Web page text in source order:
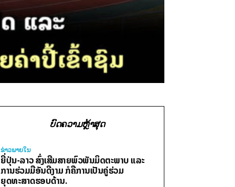
ບົດຄວາມຫຼ້າສຸດ
ຂ່າວພາຍ​ໃນ
ຍີ່ປຸ່ນ-ລາວ ສົ່ງເສີມສາຍພົວພັນມິດຕະພາບ ແລະ
ການຮ່ວມມືອັນດີງາມ ກໍຄືການເປັນຄູ່ຮ່ວມ
ຍຸດທະສາດຮອບດ້ານ.